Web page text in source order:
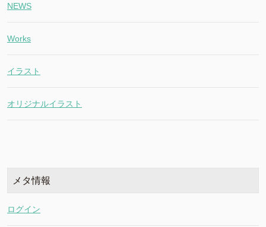
NEWS
Works
イラスト
オリジナルイラスト
メタ情報
ログイン